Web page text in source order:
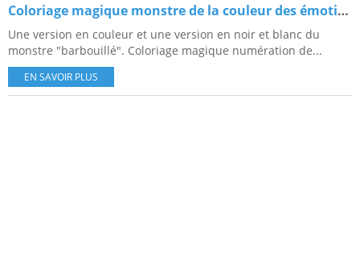
Coloriage magique monstre de la couleur des émotions - maternelle GS
Une version en couleur et une version en noir et blanc du
monstre "barbouillé". Coloriage magique numération de...
EN SAVOIR PLUS